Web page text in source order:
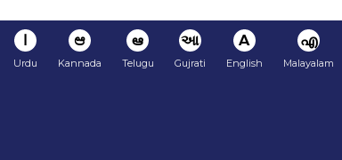
ا
Urdu
ಆ
Kannada
ఆ
Telugu
આ
Gujrati
A
English
എ
Malayalam